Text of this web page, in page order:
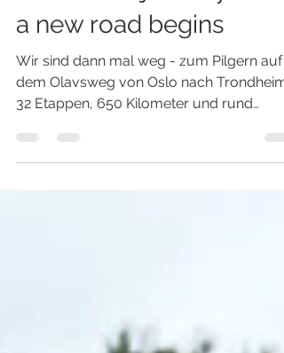
Norway | session 6/6 -
Where the journey ends
a new road begins
dem Olavsweg von Oslo nach Trondheim
32 Etappen, 650 Kilometer und rund